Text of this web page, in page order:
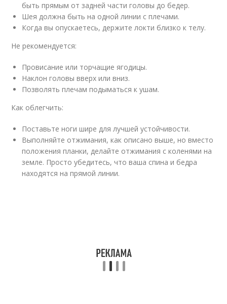
быть прямым от задней части головы до бедер.
Шея должна быть на одной линии с плечами.
Когда вы опускаетесь, держите локти близко к телу.
Не рекомендуется:
Провисание или торчащие ягодицы.
Наклон головы вверх или вниз.
Позволять плечам подыматься к ушам.
Как облегчить:
Поставьте ноги шире для лучшей устойчивости.
Выполняйте отжимания, как описано выше, но вместо
положения планки, делайте отжимания с коленями на
земле. Просто убедитесь, что ваша спина и бедра
находятся на прямой линии.